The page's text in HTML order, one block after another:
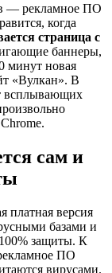
— рекламное ПО
когда
страница с
баннеры,
минут новая
«Вулкан». В
всплывающих
сам и
платная версия
базами и
защиты. К
ПО
вирусами.